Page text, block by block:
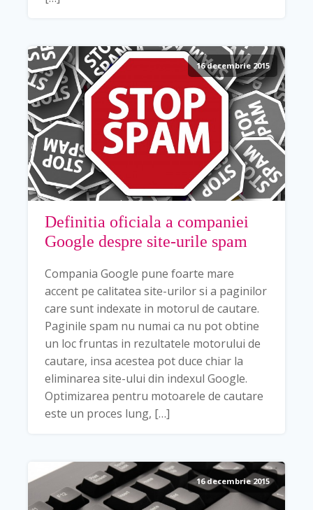
16 decembrie 2015
Definitia oficiala a companiei
Google despre site-urile spam
Compania Google pune foarte mare
accent pe calitatea site-urilor si a paginilor
care sunt indexate in motorul de cautare.
Paginile spam nu numai ca nu pot obtine
un loc fruntas in rezultatele motorului de
cautare, insa acestea pot duce chiar la
eliminarea site-ului din indexul Google.
Optimizarea pentru motoarele de cautare
este un proces lung, […]
16 decembrie 2015